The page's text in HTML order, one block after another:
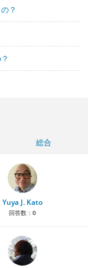
？
総合
Yuya J. Kato
回答数： 0